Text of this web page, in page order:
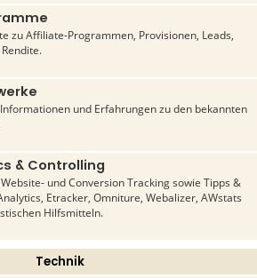
zu Affiliate-Programmen, Provisionen, Leads,
und Erfahrungen zu den bekannten
& Controlling
und Conversion Tracking sowie Tipps &
Etracker, Omniture, Webalizer, AWstats
Hilfsmitteln.
Technik